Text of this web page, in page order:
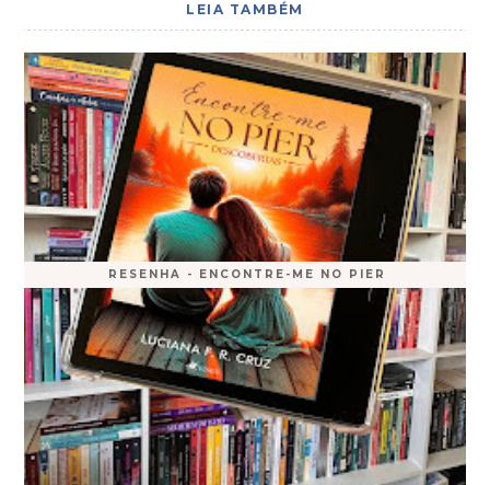
LEIA TAMBÉM
RESENHA - ENCONTRE-ME NO PIER